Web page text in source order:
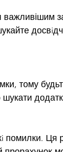
тому
помилки. Ця